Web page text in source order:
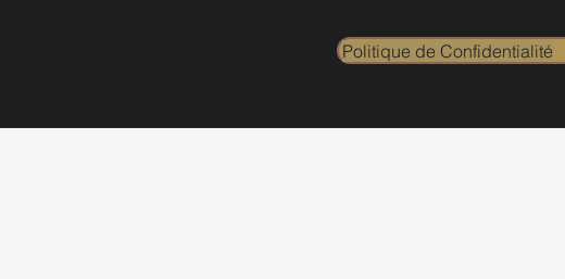
Politique de Confidentialité